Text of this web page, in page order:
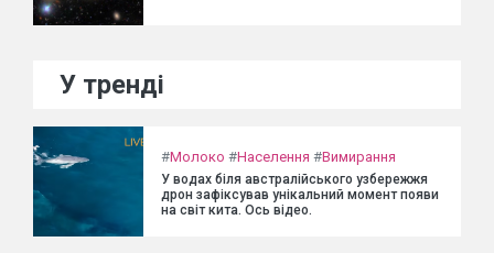
У тренді
#Молоко #Населення #Вимирання
У водах біля австралійського узбережжя
дрон зафіксував унікальний момент появи
на світ кита. Ось відео.